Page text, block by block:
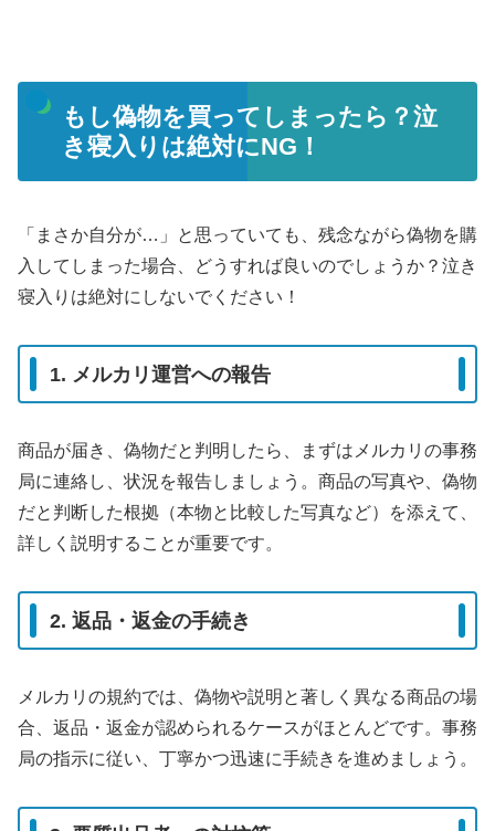
もし偽物を買ってしまったら？泣
き寝入りは絶対にNG！
「まさか自分が…」と思っていても、残念ながら偽物を購
入してしまった場合、どうすれば良いのでしょうか？泣き
寝入りは絶対にしないでください！
1. メルカリ運営への報告
商品が届き、偽物だと判明したら、まずはメルカリの事務
局に連絡し、状況を報告しましょう。商品の写真や、偽物
だと判断した根拠（本物と比較した写真など）を添えて、
詳しく説明することが重要です。
2. 返品・返金の手続き
メルカリの規約では、偽物や説明と著しく異なる商品の場
合、返品・返金が認められるケースがほとんどです。事務
局の指示に従い、丁寧かつ迅速に手続きを進めましょう。